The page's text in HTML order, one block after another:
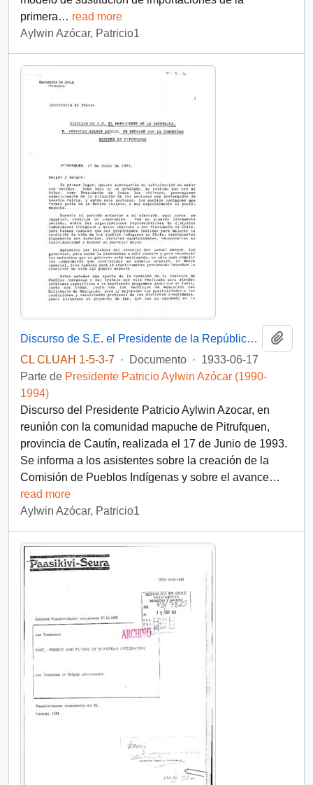
primera… read more
Aylwin Azócar, Patricio1
Discurso de S.E. el Presidente de la República, D. Patricio Aylwin Azocar, en reunión con la comunidad mapuche de Pitrufquen.
CL CLUAH 1-5-3-7 · Documento · 1933-06-17
Parte de Presidente Patricio Aylwin Azócar (1990-
1994)
Discurso del Presidente Patricio Aylwin Azocar, en
reunión con la comunidad mapuche de Pitrufquen,
provincia de Cautín, realizada el 17 de Junio de 1993.
Se informa a los asistentes sobre la creación de la
Comisión de Pueblos Indígenas y sobre el avance…
read more
Aylwin Azócar, Patricio1